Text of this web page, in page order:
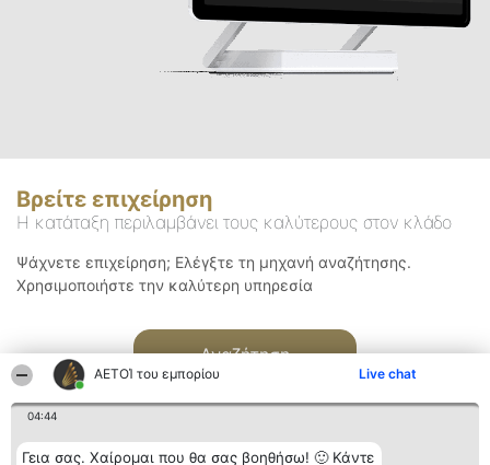
ΑΕΤΟΊ του εμπορίου Live chat
04:44
Γεια σας. Χαίρομαι που θα σας βοηθήσω! 🙂 Κάντε
Βρείτε επιχείρηση
Η κατάταξη περιλαμβάνει τους καλύτερους στον κλάδο
Ψάχνετε επιχείρηση; Ελέγξτε τη μηχανή αναζήτησης.
Χρησιμοποιήστε την καλύτερη υπηρεσία
Αναζήτηση